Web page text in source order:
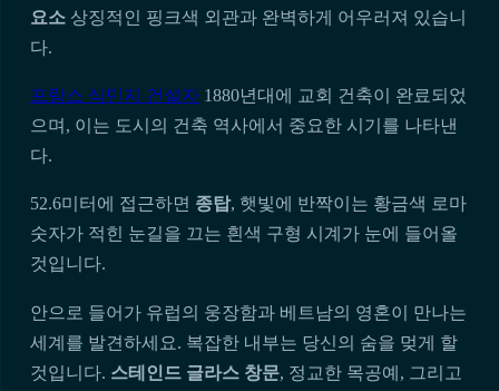
요소 상징적인 핑크색 외관과 완벽하게 어우러져 있습니
다.
프랑스 식민지 건설자 1880년대에 교회 건축이 완료되었
으며, 이는 도시의 건축 역사에서 중요한 시기를 나타낸
다.
52.6미터에 접근하면 종탑, 햇빛에 반짝이는 황금색 로마
숫자가 적힌 눈길을 끄는 흰색 구형 시계가 눈에 들어올
것입니다.
안으로 들어가 유럽의 웅장함과 베트남의 영혼이 만나는
세계를 발견하세요. 복잡한 내부는 당신의 숨을 멎게 할
것입니다. 스테인드 글라스 창문, 정교한 목공예, 그리고